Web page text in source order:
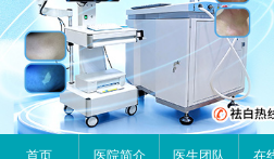
首页 医院简介 医生团队 在